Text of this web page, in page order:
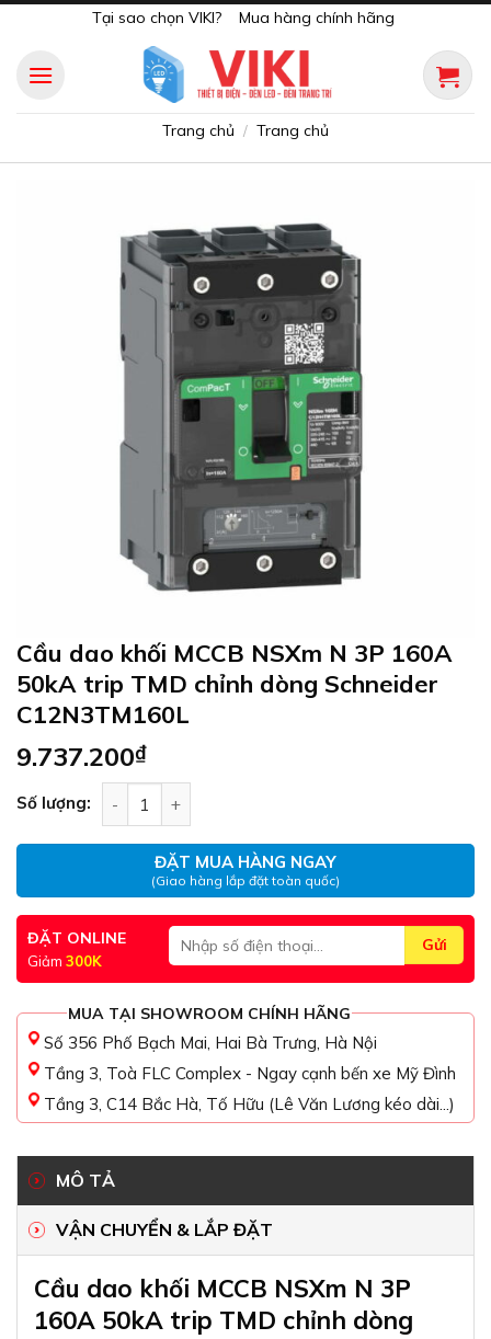
content
Tại sao chọn VIKI? Mua hàng chính hãng
Trang chủ / Trang chủ
Cầu dao khối MCCB NSXm N 3P 160A
50kA trip TMD chỉnh dòng Schneider
C12N3TM160L
9.737.200₫
Số lượng:
ĐẶT MUA HÀNG NGAY
(Giao hàng lắp đặt toàn quốc)
ĐẶT ONLINE
Giảm 300K
MUA TẠI SHOWROOM CHÍNH HÃNG
Số 356 Phố Bạch Mai, Hai Bà Trưng, Hà Nội
Tầng 3, Toà FLC Complex - Ngay cạnh bến xe Mỹ Đình
Tầng 3, C14 Bắc Hà, Tố Hữu (Lê Văn Lương kéo dài...)
MÔ TẢ
VẬN CHUYỂN & LẮP ĐẶT
Cầu dao khối MCCB NSXm N 3P
160A 50kA trip TMD chỉnh dòng